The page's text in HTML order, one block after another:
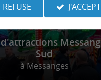
Sud
à Messanges
REFUSE